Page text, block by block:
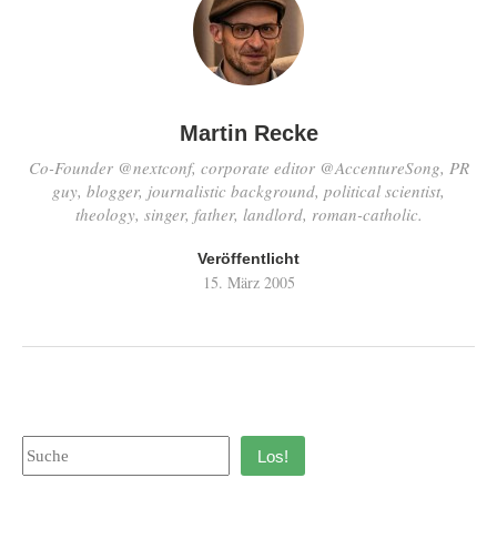
Martin Recke
Co-Founder @nextconf, corporate editor @AccentureSong, PR
guy, blogger, journalistic background, political scientist,
theology, singer, father, landlord, roman-catholic.
Veröffentlicht
15. März 2005
Los!